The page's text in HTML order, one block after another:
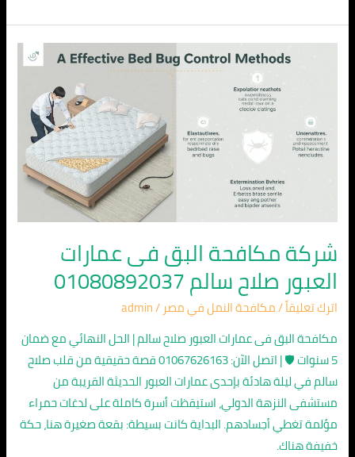
شركة مكافحة البق فى عمارات
العبور صلاح سالم 01080892037
اترك تعليقاً/مكافحة النمل في مصر /
admin
مكافحة البق فى عمارات العبور صلاح سالم | الحل النهائي مع ضمان
5 سنوات 🛡️ | اتصل الآن: 01067626163 قصة حقيقية من قلب صلاح
سالم في ليلة هادئة بإحدى عمارات العبور الحديثة القريبة من
مستشفى النزهة الدولي، استيقظت أسرة كاملة على لدغات حمراء
مؤلمة تغطي أجسادهم. البداية كانت بسيطة: بقعة صغيرة هنا، حكة
خفيفة هناك.
عمارات
العبور
01080892037